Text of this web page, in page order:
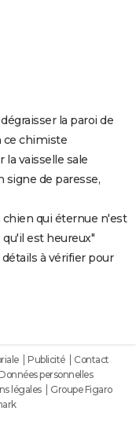
la paroi de
ce chimiste
la vaisselle sale
signe de paresse,
chien qui éternue n'est
est heureux"
à vérifier pour
Publicité
Contact
Données personnelles
légales
Groupe Figaro